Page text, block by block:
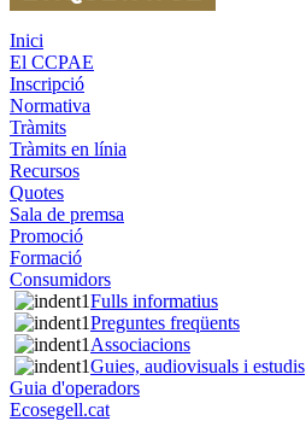
Inici
El CCPAE
Inscripció
Normativa
Tràmits
Tràmits en línia
Recursos
Quotes
Sala de premsa
Promoció
Formació
Consumidors
Fulls informatius
Preguntes freqüents
Associacions
Guies, audiovisuals i estudis
Guia d'operadors
Ecosegell.cat